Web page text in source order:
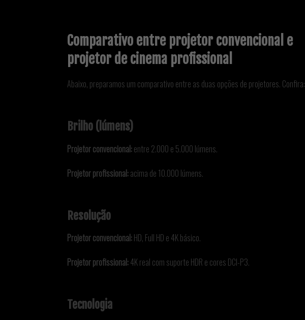
Comparativo entre projetor convencional e
projetor de cinema profissional
Abaixo, preparamos um comparativo entre as duas opções de projetores. Confira:
Brilho (lúmens)
Projetor convencional:entre 2.000 e 5.000 lúmens.
Projetor profissional:acima de 10.000 lúmens.
Resolução
Projetor convencional:HD, Full HD e 4K básico.
Projetor profissional:4K real com suporte HDR e cores DCI-P3.
Tecnologia